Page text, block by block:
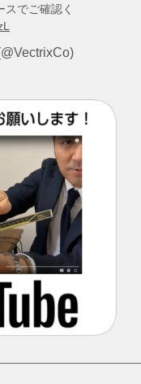
た「テレメジャ
-〇〇〇）は2013
了とさせていた
ソフトウェア
）販売終了
30
まして、長年ご
」の 新規ユーザ
事になりました
、「テレメジャ
でご確認く